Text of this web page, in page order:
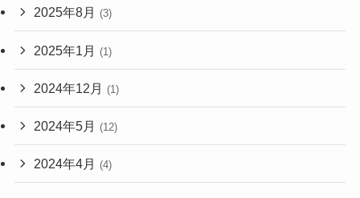
2025年8月 (3)
2025年1月 (1)
2024年12月 (1)
2024年5月 (12)
2024年4月 (4)